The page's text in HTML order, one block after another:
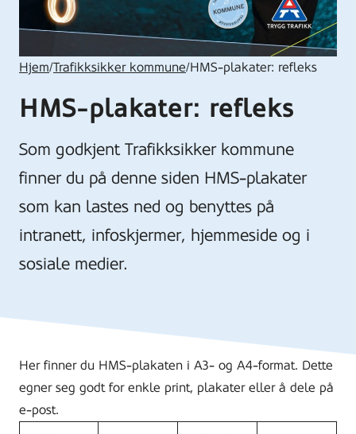
Hjem/Trafikksikker kommune/HMS-plakater: refleks
HMS-plakater: refleks
Som godkjent Trafikksikker kommune
finner du på denne siden HMS-plakater
som kan lastes ned og benyttes på
intranett, infoskjermer, hjemmeside og i
sosiale medier.
Her finner du HMS-plakaten i A3- og A4-format. Dette
egner seg godt for enkle print, plakater eller å dele på
e-post.